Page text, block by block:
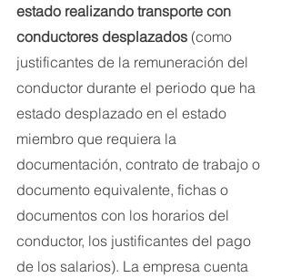
estado realizando transporte con
conductores desplazados (como
justificantes de la remuneración del
conductor durante el periodo que ha
estado desplazado en el estado
miembro que requiera la
documentación, contrato de trabajo o
documento equivalente, fichas o
documentos con los horarios del
conductor, los justificantes del pago
de los salarios). La empresa cuenta